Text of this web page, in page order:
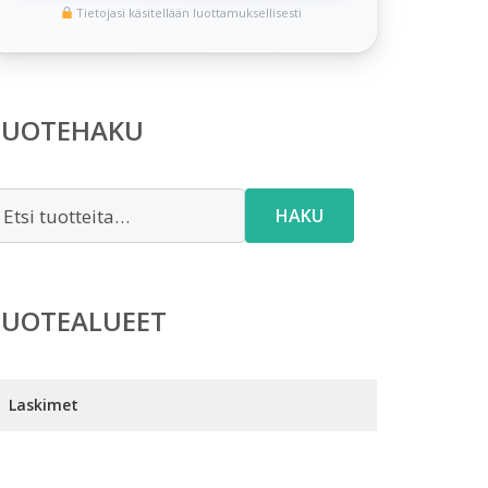
Tietojasi käsitellään luottamuksellisesti
HAKU
Laskimet